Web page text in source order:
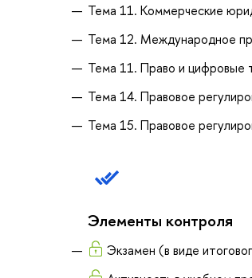
Тема 11. Коммерческие
Тема 12. Международное
Тема 11. Право и цифровые
Тема 14. Правовое
Тема 15. Правовое
Элементы контроля
Экзамен (в виде